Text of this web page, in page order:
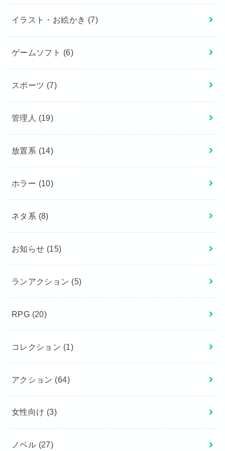
イラスト・お絵かき (7)
ゲームソフト (6)
スポーツ (7)
管理人 (19)
放置系 (14)
ホラー (10)
ネタ系 (8)
お知らせ (15)
ランアクション (5)
RPG (20)
コレクション (1)
アクション (64)
女性向け (3)
ノベル (27)